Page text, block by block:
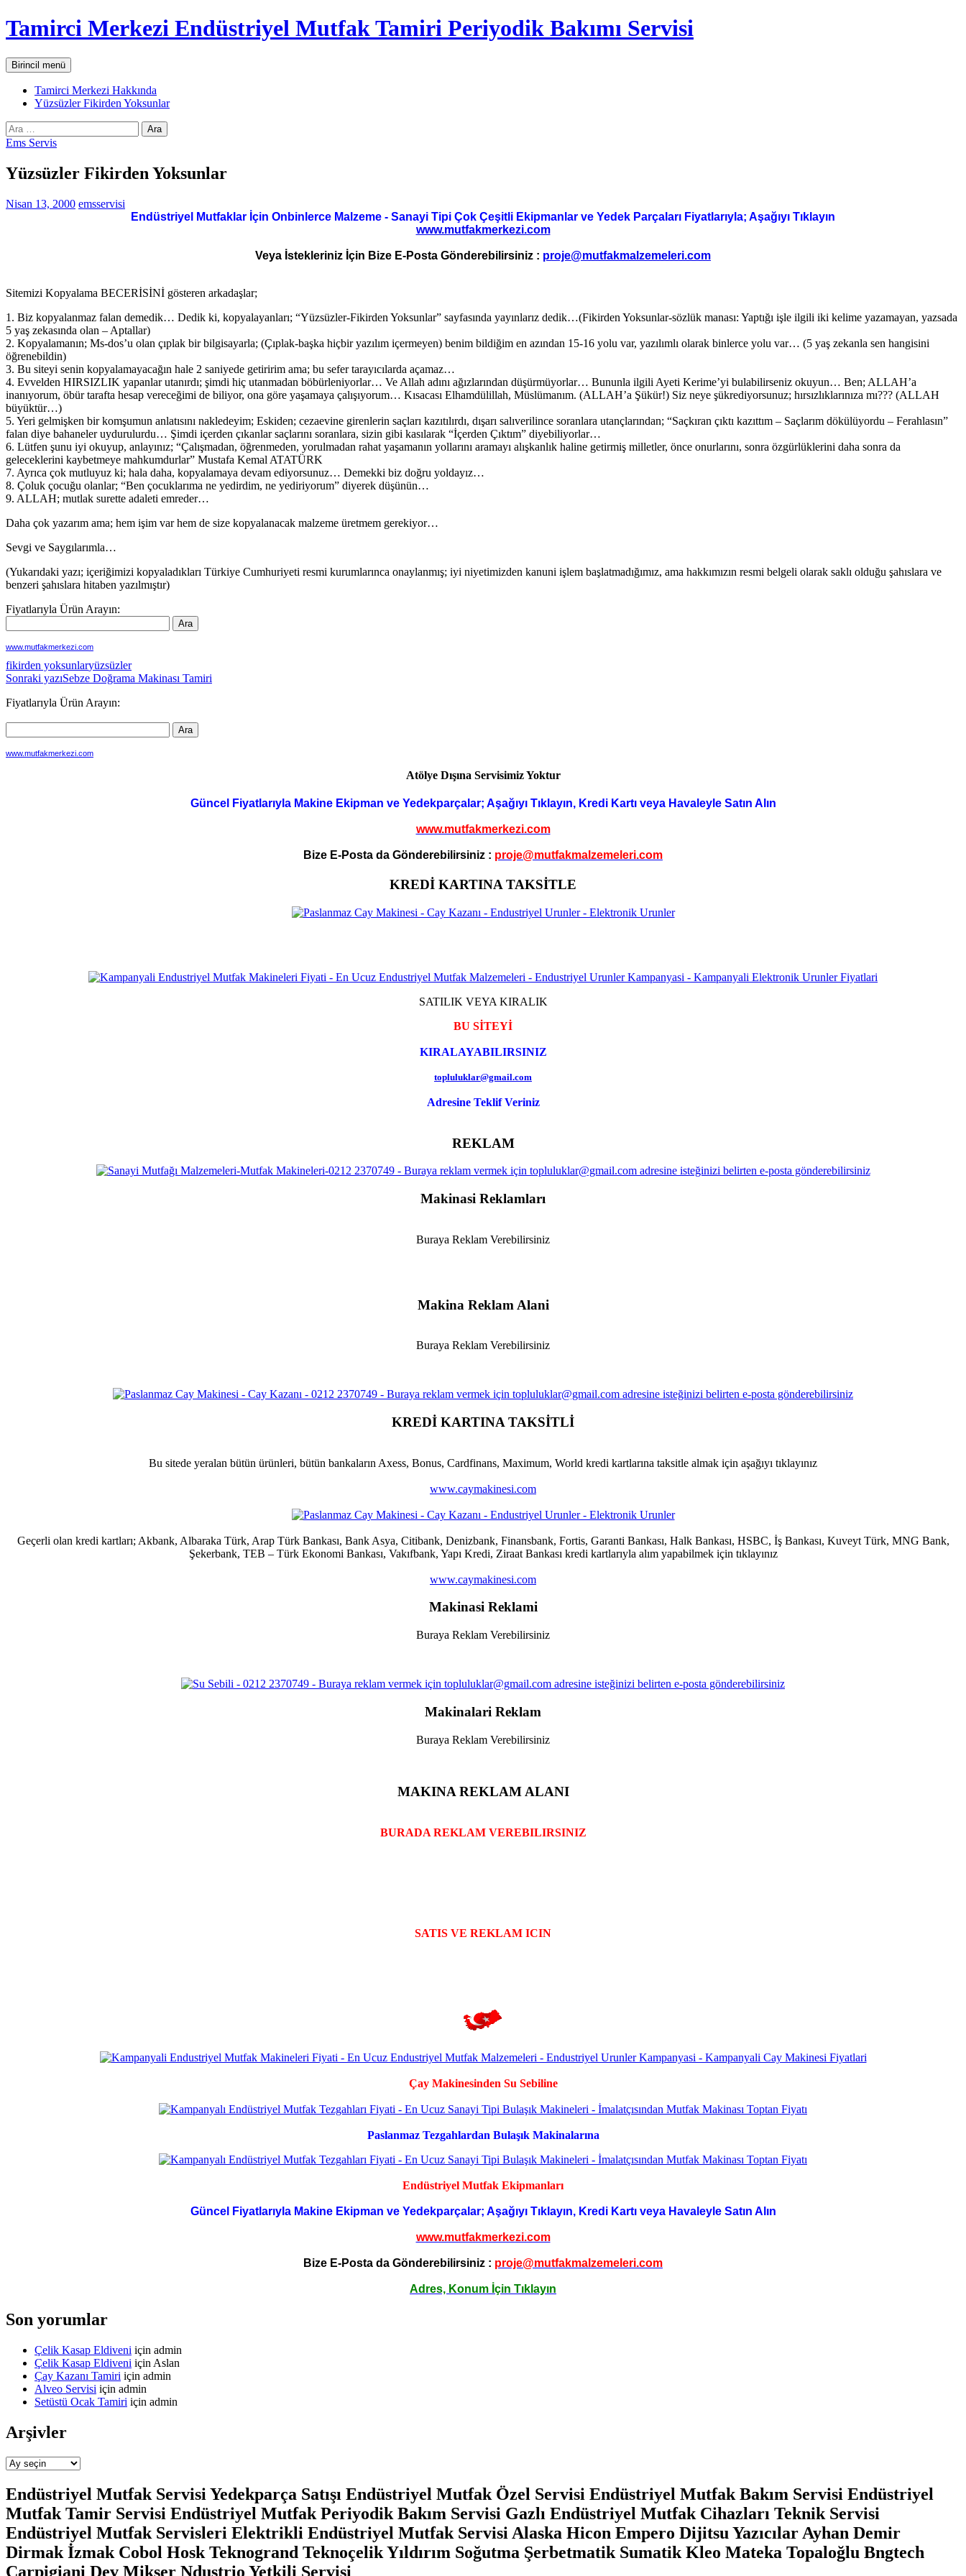
İçeriğe
atla
Tamirci Merkezi Endüstriyel Mutfak Tamiri Periyodik Bakımı Servisi
AraBirincil menü
Tamirci Merkezi Hakkında
Yüzsüzler Fikirden Yoksunlar
Arama:
Ems Servis
Yüzsüzler Fikirden Yoksunlar
Nisan 13, 2000 emsservisi
Endüstriyel Mutfaklar İçin Onbinlerce Malzeme - Sanayi Tipi Çok Çeşitli Ekipmanlar ve Yedek Parçaları Fiyatlarıyla; Aşağıyı Tıklayın
www.mutfakmerkezi.com
Veya İstekleriniz İçin Bize E-Posta Gönderebilirsiniz : proje@mutfakmalzemeleri.com
Sitemizi Kopyalama BECERİSİNİ gösteren arkadaşlar;
1. Biz kopyalanmaz falan demedik… Dedik ki, kopyalayanları; “Yüzsüzler-Fikirden Yoksunlar” sayfasında yayınlarız dedik…(Fikirden Yoksunlar-sözlük manası: Yaptığı işle ilgili iki kelime yazamayan, yazsada
5 yaş zekasında olan – Aptallar)
2. Kopyalamanın; Ms-dos’u olan çıplak bir bilgisayarla; (Çıplak-başka hiçbir yazılım içermeyen) benim bildiğim en azından 15-16 yolu var, yazılımlı olarak binlerce yolu var… (5 yaş zekanla sen hangisini
öğrenebildin)
3. Bu siteyi senin kopyalamayacağın hale 2 saniyede getiririm ama; bu sefer tarayıcılarda açamaz…
4. Evvelden HIRSIZLIK yapanlar utanırdı; şimdi hiç utanmadan böbürleniyorlar… Ve Allah adını ağızlarından düşürmüyorlar… Bununla ilgili Ayeti Kerime’yi bulabilirseniz okuyun… Ben; ALLAH’a
inanıyorum, öbür tarafta hesap vereceğimi de biliyor, ona göre yaşamaya çalışıyorum… Kısacası Elhamdülillah, Müslümanım. (ALLAH’a Şükür!) Siz neye şükrediyorsunuz; hırsızlıklarınıza mı??? (ALLAH
büyüktür…)
5. Yeri gelmişken bir komşumun anlatısını nakledeyim; Eskiden; cezaevine girenlerin saçları kazıtılırdı, dışarı salıverilince soranlara utançlarından; “Saçkıran çıktı kazıttım – Saçlarım dökülüyordu – Ferahlasın”
falan diye bahaneler uydurulurdu… Şimdi içerden çıkanlar saçlarını soranlara, sizin gibi kasılarak “İçerden Çıktım” diyebiliyorlar…
6. Lütfen şunu iyi okuyup, anlayınız; “Çalışmadan, öğrenmeden, yorulmadan rahat yaşamanın yollarını aramayı alışkanlık haline getirmiş milletler, önce onurlarını, sonra özgürlüklerini daha sonra da
geleceklerini kaybetmeye mahkumdurlar” Mustafa Kemal ATATÜRK
7. Ayrıca çok mutluyuz ki; hala daha, kopyalamaya devam ediyorsunuz… Demekki biz doğru yoldayız…
8. Çoluk çocuğu olanlar; “Ben çocuklarıma ne yedirdim, ne yediriyorum” diyerek düşünün…
9. ALLAH; mutlak surette adaleti emreder…
Daha çok yazarım ama; hem işim var hem de size kopyalanacak malzeme üretmem gerekiyor…
Sevgi ve Saygılarımla…
(Yukarıdaki yazı; içeriğimizi kopyaladıkları Türkiye Cumhuriyeti resmi kurumlarınca onaylanmış; iyi niyetimizden kanuni işlem başlatmadığımız, ama hakkımızın resmi belgeli olarak saklı olduğu şahıslara ve
benzeri şahıslara hitaben yazılmıştır)
Fiyatlarıyla Ürün Arayın:
www.mutfakmerkezi.com
fikirden yoksunlaryüzsüzler
Yazı
dolaşımı
Sonraki yazıSebze Doğrama Makinası Tamiri
Fiyatlarıyla Ürün Arayın:
www.mutfakmerkezi.com
Atölye Dışına Servisimiz Yoktur
Güncel Fiyatlarıyla Makine Ekipman ve Yedekparçalar; Aşağıyı Tıklayın, Kredi Kartı veya Havaleyle Satın Alın
www.mutfakmerkezi.com
Bize E-Posta da Gönderebilirsiniz : proje@mutfakmalzemeleri.com
KREDİ KARTINA TAKSİTLE
SATILIK VEYA KIRALIK
BU SİTEYİ
KIRALAYABILIRSINIZ
topluluklar@gmail.com
Adresine Teklif Veriniz
REKLAM
Makinasi Reklamları
Buraya Reklam Verebilirsiniz
Makina Reklam Alani
Buraya Reklam Verebilirsiniz
KREDİ KARTINA TAKSİTLİ
Bu sitede yeralan bütün ürünleri, bütün bankaların Axess, Bonus, Cardfinans, Maximum, World kredi kartlarına taksitle almak için aşağıyı tıklayınız
www.caymakinesi.com
Geçerli olan kredi kartları; Akbank, Albaraka Türk, Arap Türk Bankası, Bank Asya, Citibank, Denizbank, Finansbank, Fortis, Garanti Bankası, Halk Bankası, HSBC, İş Bankası, Kuveyt Türk, MNG Bank,
Şekerbank, TEB – Türk Ekonomi Bankası, Vakıfbank, Yapı Kredi, Ziraat Bankası kredi kartlarıyla alım yapabilmek için tıklayınız
www.caymakinesi.com
Makinasi Reklami
Buraya Reklam Verebilirsiniz
Makinalari Reklam
Buraya Reklam Verebilirsiniz
MAKINA REKLAM ALANI
BURADA REKLAM VEREBILIRSINIZ
SATIS VE REKLAM ICIN
Çay Makinesinden Su Sebiline
Paslanmaz Tezgahlardan Bulaşık Makinalarına
Endüstriyel Mutfak Ekipmanları
Güncel Fiyatlarıyla Makine Ekipman ve Yedekparçalar; Aşağıyı Tıklayın, Kredi Kartı veya Havaleyle Satın Alın
www.mutfakmerkezi.com
Bize E-Posta da Gönderebilirsiniz : proje@mutfakmalzemeleri.com
Adres, Konum İçin Tıklayın
Son yorumlar
Çelik Kasap Eldiveni için admin
Çelik Kasap Eldiveni için Aslan
Çay Kazanı Tamiri için admin
Alveo Servisi için admin
Setüstü Ocak Tamiri için admin
Arşivler
Arşivler
Endüstriyel Mutfak Servisi Yedekparça Satışı Endüstriyel Mutfak Özel Servisi Endüstriyel Mutfak Bakım Servisi Endüstriyel
Mutfak Tamir Servisi Endüstriyel Mutfak Periyodik Bakım Servisi Gazlı Endüstriyel Mutfak Cihazları Teknik Servisi
Endüstriyel Mutfak Servisleri Elektrikli Endüstriyel Mutfak Servisi Alaska Hicon Empero Dijitsu Yazıcılar Ayhan Demir
Dirmak İzmak Cobol Hosk Teknogrand Teknoçelik Yıldırım Soğutma Şerbetmatik Sumatik Kleo Mateka Topaloğlu Bngtech
Carpigiani Dev Mikser Ndustrio Yetkili Servisi